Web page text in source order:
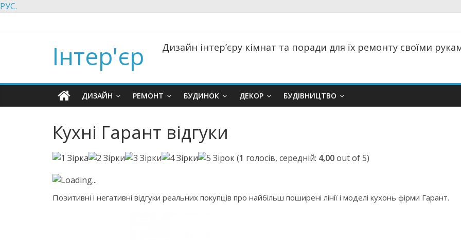
РУС.
Інтер'єр Дизайн інтер’єру кімнат та поради для їх ремонту своїми
ДИЗАЙН РЕМОНТ БУДИНОК ДЕКОР БУДІВНИЦТВО
Кухні Гарант відгуки
(1 голосів, середній: 4,00out of 5)
Loading...
Позитивні і негативні відгуки реальних покупців про найбільш поширені лінії і моделі кухонь фірми Гарант.